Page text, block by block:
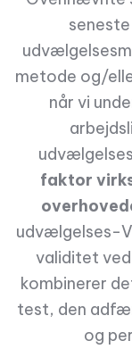
metode og/
når vi
faktor
udvælgelses-
validitet ved
kombinerer
test, den
og